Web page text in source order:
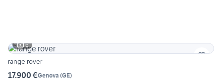
6
range rover
17.900 €Genova (GE)